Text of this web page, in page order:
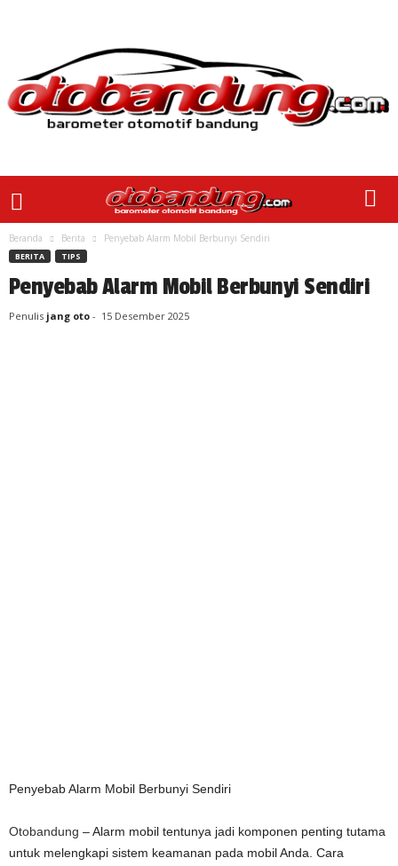
Beranda Berita Penyebab Alarm Mobil Berbunyi Sendiri
BERITA TIPS
Penyebab Alarm Mobil Berbunyi Sendiri
Penulis jang oto - 15 Desember 2025
Penyebab Alarm Mobil Berbunyi Sendiri
Otobandung – Alarm mobil tentunya jadi komponen penting tutama
untuk melengkapi sistem keamanan pada mobil Anda. Cara